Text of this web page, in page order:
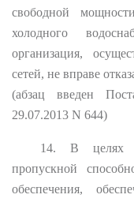
свободной
холодного
организация,
сетей, не вправе
(абзац введен
29.07.2013 N 644)
14. В целях
пропускной
обеспечения,